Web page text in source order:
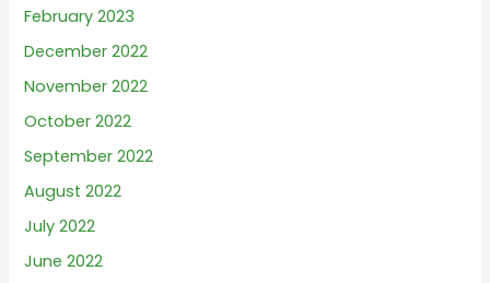
February 2023
December 2022
November 2022
October 2022
September 2022
August 2022
July 2022
June 2022